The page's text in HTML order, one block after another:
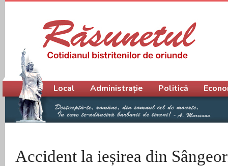
Accident la ieșirea din
Meniu principal
Local Administrație Politică